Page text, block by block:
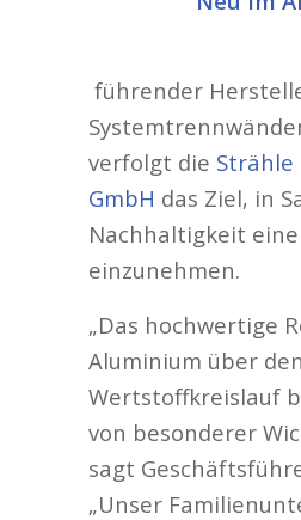
führender
verfolgt die Strähle
GmbH das Ziel, in
Nachhaltigkeit
einzunehmen.
„Das hochwertige
Aluminium über den
Wertstoffkreislauf
von besonderer
sagt
„Unser